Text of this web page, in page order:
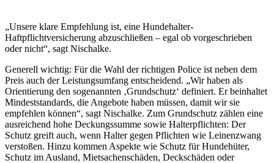
„Unsere klare Empfehlung ist, eine Hundehalter-
Haftpflichtversicherung abzuschließen – egal ob vorgeschrieben
oder nicht“, sagt Nischalke.
Generell wichtig: Für die Wahl der richtigen Police ist neben dem
Preis auch der Leistungsumfang entscheidend. „Wir haben als
Orientierung den sogenannten ‚Grundschutz‘ definiert. Er beinhaltet
Mindeststandards, die Angebote haben müssen, damit wir sie
empfehlen können“, sagt Nischalke. Zum Grundschutz zählen eine
ausreichend hohe Deckungssumme sowie Halterpflichten: Der
Schutz greift auch, wenn Halter gegen Pflichten wie Leinenzwang
verstoßen. Hinzu kommen Aspekte wie Schutz für Hundehüter,
Schutz im Ausland, Mietsachenschäden, Deckschäden oder